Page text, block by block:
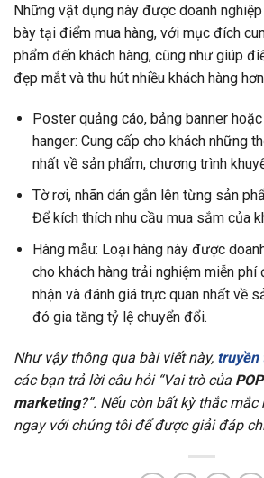
Những vật dụng này được doanh
bày tại điểm mua hàng, với mục đích
phẩm đến khách hàng, cũng như giúp
đẹp mắt và thu hút nhiều khách hàng
Poster quảng cáo, bảng banner
hanger: Cung cấp cho khách những
nhất về sản phẩm, chương trình
Tờ rơi, nhãn dán gắn lên từng sản
Để kích thích nhu cầu mua sắm của
Hàng mẫu: Loại hàng này được
cho khách hàng trải nghiệm miễn phí
nhận và đánh giá trực quan nhất về
đó gia tăng tỷ lệ chuyển đổi.
Như vậy thông qua bài viết này, truyền
các bạn trả lời câu hỏi “Vai trò của
marketing?”. Nếu còn bất kỳ thắc
ngay với chúng tôi để được giải đáp